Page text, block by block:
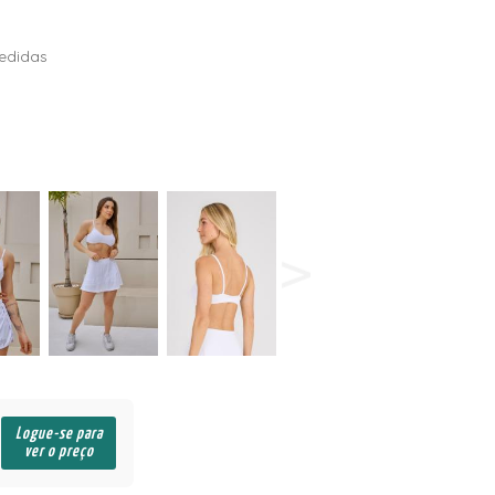
Logue-se para
ver o preço